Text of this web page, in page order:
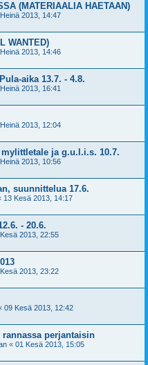
(MATERIAALIA HAETAAN)
2013, 14:47
WANTED)
2013, 14:46
aika 13.7. - 4.8.
2013, 16:41
2013, 12:04
ja g.u.l.i.s. 10.7.
2013, 10:56
suunnittelua 17.6.
13 Kesä 2013, 14:17
- 20.6.
2013, 22:55
2013, 23:22
09 Kesä 2013, 12:42
perjantaisin
« 01 Kesä 2013, 15:05